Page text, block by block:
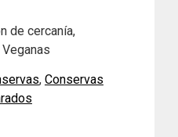
de cercanía,
, Conservas